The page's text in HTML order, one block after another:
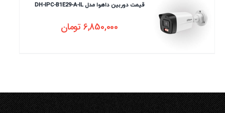
قیمت دوربین داهوا مدل DH-IPC-B1E29-A-IL
6,850,000تومان